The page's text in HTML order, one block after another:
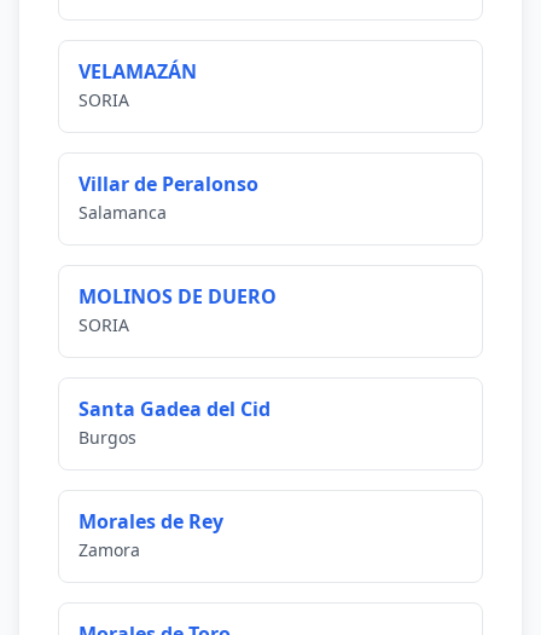
VELAMAZÁN
SORIA
Villar de Peralonso
Salamanca
MOLINOS DE DUERO
SORIA
Santa Gadea del Cid
Burgos
Morales de Rey
Zamora